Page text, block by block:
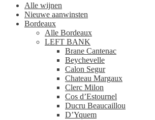
Alle wijnen
Nieuwe aanwinsten
Bordeaux
Alle Bordeaux
LEFT BANK
Brane Cantenac
Beychevelle
Calon Segur
Chateau Margaux
Clerc Milon
Cos d’Estournel
Ducru Beaucaillou
D’Yquem